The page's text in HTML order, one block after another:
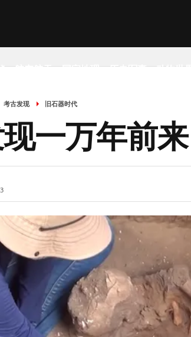
航空航天 国家地理 历史军事 动物世
考古发现 旧石器时代
一万年前